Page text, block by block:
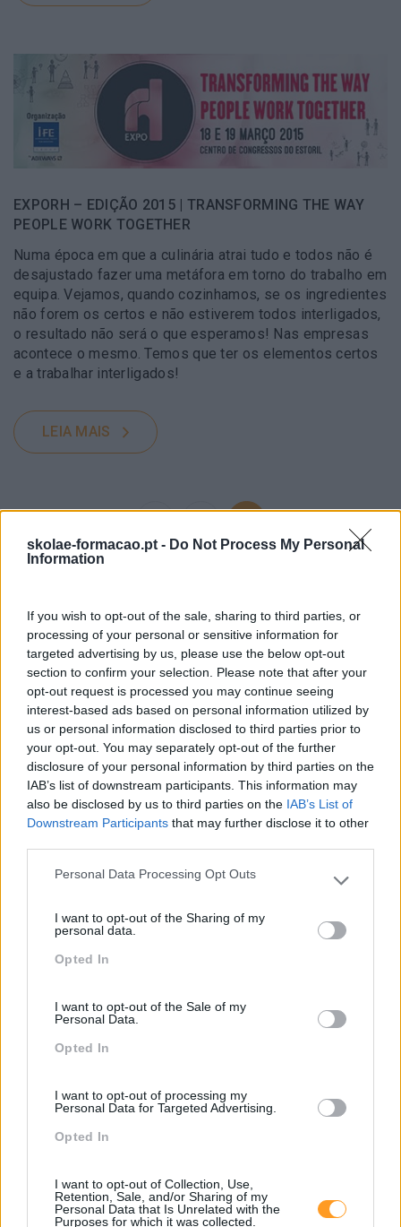
skolae-formacao.pt - Do Not Process My Personal
Information
If you wish to opt-out of the sale, sharing to third parties, or
processing of your personal or sensitive information for
targeted advertising by us, please use the below opt-out
section to confirm your selection. Please note that after your
opt-out request is processed you may continue seeing
interest-based ads based on personal information utilized by
us or personal information disclosed to third parties prior to
your opt-out. You may separately opt-out of the further
disclosure of your personal information by third parties on the
IAB’s list of downstream participants. This information may
also be disclosed by us to third parties on the IAB’s List of
Downstream Participants that may further disclose it to other
Please note that this website/app uses one or more Google
not limited to your visit or usage behaviour. You may click to
grant or deny consent to Google and its third-party tags to
use your data for below specified purposes in below Google
Personal Data Processing Opt Outs
I want to opt-out of the Sharing of my
personal data.
Opted In
I want to opt-out of the Sale of my
Personal Data.
Opted In
I want to opt-out of processing my
Personal Data for Targeted Advertising.
Opted In
I want to opt-out of Collection, Use,
Retention, Sale, and/or Sharing of my
Personal Data that Is Unrelated with the
Purposes for which it was collected.
EXPORH – EDIÇÃO 2015 | TRANSFORMING THE WAY
PEOPLE WORK TOGETHER
Numa época em que a culinária atrai tudo e todos não é
desajustado fazer uma metáfora em torno do trabalho em
equipa. Vejamos, quando cozinhamos, se os ingredientes
não forem os certos e não estiverem todos interligados,
o resultado não será o que esperamos! Nas empresas
acontece o mesmo. Temos que ter os elementos certos
e a trabalhar interligados!
LEIA MAIS
Pesquisa
Categorias Blog
Aprendizagem
Atendimento E Relação Cliente
Comunicação
Desenvolvimento
Desenvolvimento De Competências
Expo RH
Inglês
Interculturalidade